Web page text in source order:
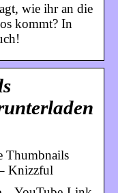
wie ihr an die
kommt? In
Thumbnails
Knizzful